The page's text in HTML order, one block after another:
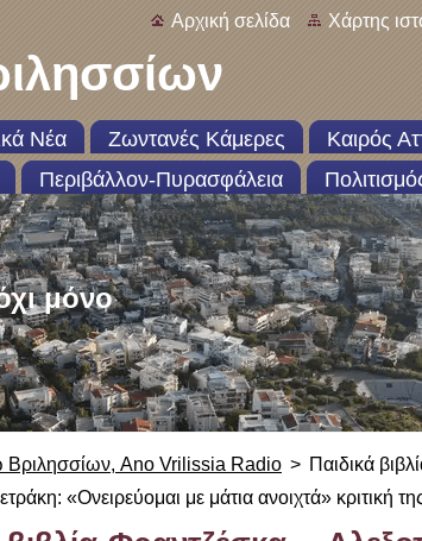
Αρχική σελίδα Χάρτης
Νέα Ζωντανές Κάμερες Καιρός
Περιβάλλον-Πυρασφάλεια
μόνο
Ano Vrilissia Radio > Παιδικά
«Ονειρεύομαι με μάτια ανοιχτά» κριτική